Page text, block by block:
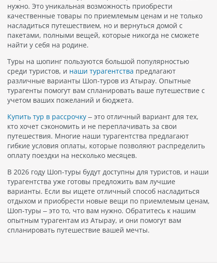
нужно. Это уникальная возможность приобрести
качественные товары по приемлемым ценам и не только
насладиться путешествием, но и вернуться домой с
пакетами, полными вещей, которые никогда не сможете
найти у себя на родине.
Туры на шопинг пользуются большой популярностью
среди туристов, и наши турагентства предлагают
различные варианты Шоп-туров из Атырау. Опытные
турагенты помогут вам спланировать ваше путешествие с
учетом ваших пожеланий и бюджета.
Купить тур в рассрочку – это отличный вариант для тех,
кто хочет сэкономить и не переплачивать за свои
путешествия. Многие наши турагентства предлагают
гибкие условия оплаты, которые позволяют распределить
оплату поездки на несколько месяцев.
В 2026 году Шоп-туры будут доступны для туристов, и наши
турагентства уже готовы предложить вам лучшие
варианты. Если вы ищете отличный способ насладиться
отдыхом и приобрести новые вещи по приемлемым ценам,
Шоп-туры – это то, что вам нужно. Обратитесь к нашим
опытным турагентам из Атырау, и они помогут вам
спланировать путешествие вашей мечты.